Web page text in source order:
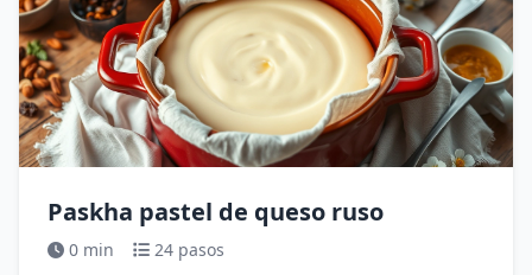
Paskha pastel de queso ruso
0 min
24 pasos